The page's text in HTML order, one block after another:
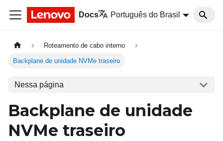
Docs Português do Brasil
Roteamento de cabo interno
Backplane de unidade NVMe traseiro
Nessa página
Backplane de unidade
NVMe traseiro